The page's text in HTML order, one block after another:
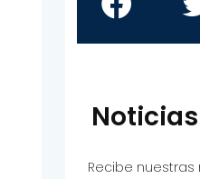
Recibe